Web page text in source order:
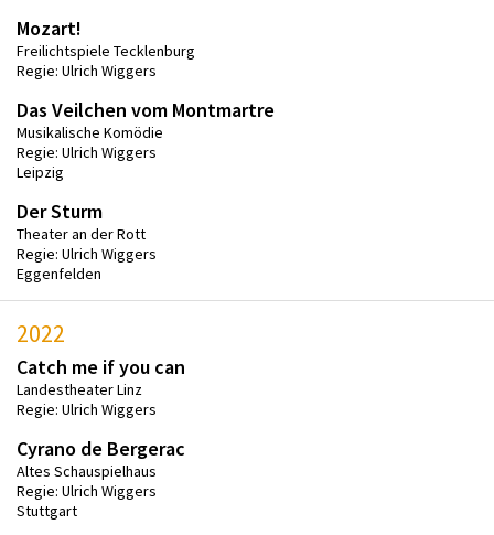
Mozart!
Freilichtspiele Tecklenburg
Regie: Ulrich Wiggers
Das Veilchen vom Montmartre
Musikalische Komödie
Regie: Ulrich Wiggers
Leipzig
Der Sturm
Theater an der Rott
Regie: Ulrich Wiggers
Eggenfelden
2022
Catch me if you can
Landestheater Linz
Regie: Ulrich Wiggers
Cyrano de Bergerac
Altes Schauspielhaus
Regie: Ulrich Wiggers
Stuttgart